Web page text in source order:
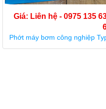
- 0989 490 236 - 0936 995
CTV/ZU/80